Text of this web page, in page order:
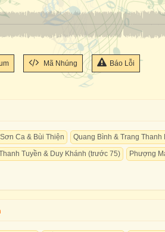
Mã Nhúng Báo Lỗi
Sơn Ca & Bùi Thiện Quang Bình & Trang Thanh
Tuyền & Duy Khánh (trước 75) Phượng